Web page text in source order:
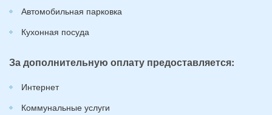
Автомобильная парковка
Кухонная посуда
За дополнительную оплату предоставляется:
Интернет
Коммунальные услуги